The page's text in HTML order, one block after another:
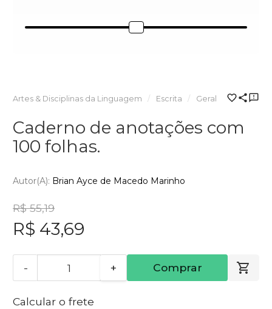
Artes & Disciplinas da Linguagem Escrita Geral
Caderno de anotações com
100 folhas.
Autor(a): Brian Ayce de Macedo Marinho
R$ 55,19
R$ 43,69
- + Comprar
Calcular o frete